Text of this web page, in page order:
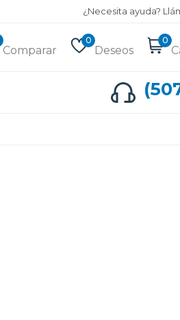
¿Necesita ayuda?
Comparar
0
Deseos
0